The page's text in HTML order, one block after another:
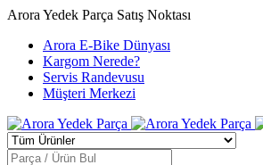
Arora Yedek Parça Satış Noktası
Arora E-Bike Dünyası
Kargom Nerede?
Servis Randevusu
Müşteri Merkezi